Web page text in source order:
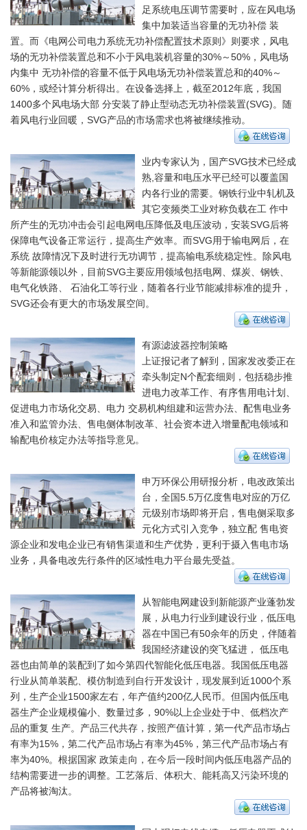
足系统电压调节需要时，应在风电场
集中加装适当容量的无功补偿 装
置。而《电网公司电力系统无功补偿配置技术原则》则要求，风电
场的无功补偿装置总和不小于风电装机容量的30%～50%，风电场
内集中 无功补偿的容量不低于风电场无功补偿装置总和的40%～
60%，或经计算分析得出。在设备选择上，截至2012年底，我国
1400多个风电场大部 分安装了静止型动态无功补偿装置(SVG)。随
着风电行业回暖，SVG产品的市场需求也将被继续推动。
业内专家认为，国产SVG技术已经成
熟,容量和电压水平已经可以覆盖国
内各行业的需要。钢铁行业中轧机及
其它变频类工业对称负载在工 作中
所产生的无功冲击会引起电网电压降低及电压波动，安装SVG后将
保障电气设备正常运行，提高生产效率。而SVG用于输电网后，在
系统 故障情况下及时进行无功调节，提高输电系统稳定性。除风电
等新能源领以外，目前SVG主要应用领域包括电网、煤炭、钢铁、
电气化铁路、 石油化工等行业，随着各行业节能减排标准的提升，
SVG还会有更大的市场发展空间。
有源滤波器控制策略
上证报记者了解到，国家发改委正在
牵头制定N个配套细则，包括稳步推
进电力改革工作、有序售用电计划、
促进电力市场化交易、电力 交易机构组建和运营办法、配售电业务
准入和监管办法、售电侧体制改革、社会资本进入增量配电领域和
输配电价核定办法等指导意见。
申万环保公用研报分析，电改政策出
台，全国5.5万亿度售电对应的万亿
元级别市场即将开启，售电侧采取多
元化方式引入竞争，独立配 售电资
源企业和发电企业已有销售渠道和生产优势，更利于摄入售电市场
业务，具备电改先行条件的区域性电力平台最先受益。
从智能电网建设到新能源产业蓬勃发
展，从电力行业到建设行业，低压电
器在中国已有50余年的历史，伴随着
我国经济建设的突飞猛进， 低压电
器也由简单的装配到了如今第四代智能化低压电器。我国低压电器
行业从简单装配、模仿制造到自行开发设计，现发展到近1000个系
列，生产企业1500家左右，年产值约200亿人民币。但国内低压电
器生产企业规模偏小、数量过多，90%以上企业处于中、低档次产
品的重复 生产。产品三代共存，按照产值计算，第一代产品市场占
有率为15%，第二代产品市场占有率为45%，第三代产品市场占有
率为40%。根据国家 政策走向，在今后一段时间内低压电器产品的
结构需要进一步的调整。工艺落后、体积大、能耗高又污染环境的
产品将被淘汰。